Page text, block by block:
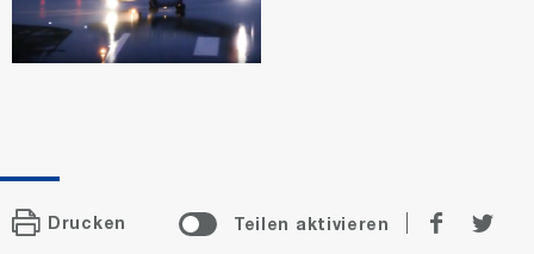
Drucken Teilen aktivieren
auf auf